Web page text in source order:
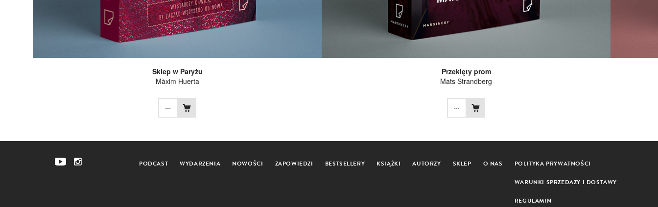
Sklep w Paryżu
Màxim Huerta
...
Przeklęty prom
Mats Strandberg
...
PODCAST WYDARZENIA NOWOŚCI ZAPOWIEDZI BESTSELLERY KSIĄŻKI AUTORZY SKLEP O NAS POLITYKA PRYWATNOŚCI
WARUNKI SPRZEDAŻY I DOSTAWY
REGULAMIN